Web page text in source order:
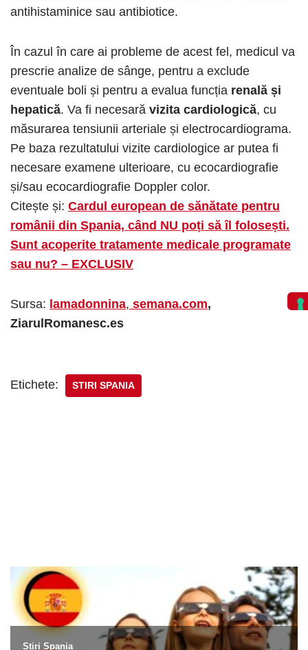
antihistaminice sau antibiotice.
În cazul în care ai probleme de acest fel, medicul va
prescrie analize de sânge, pentru a exclude
eventuale boli și pentru a evalua funcția renală și
hepatică. Va fi necesară vizita cardiologică, cu
măsurarea tensiunii arteriale și electrocardiograma.
Pe baza rezultatului vizite cardiologice ar putea fi
necesare examene ulterioare, cu ecocardiografie
și/sau ecocardiografie Doppler color.
Citește și: Cardul european de sănătate pentru
românii din Spania, când NU poți să îl folosești.
Sunt acoperite tratamente medicale programate
sau nu? – EXCLUSIV
Sursa: lamadonnina, semana.com,
ZiarulRomanesc.es
Etichete: STIRI SPANIA